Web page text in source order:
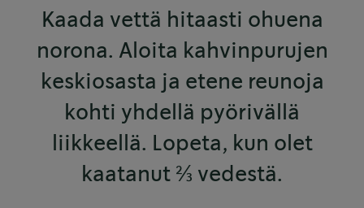
Kaada vettä hitaasti ohuena
norona. Aloita kahvinpurujen
keskiosasta ja etene reunoja
kohti yhdellä pyörivällä
liikkeellä. Lopeta, kun olet
kaatanut ⅔ vedestä.